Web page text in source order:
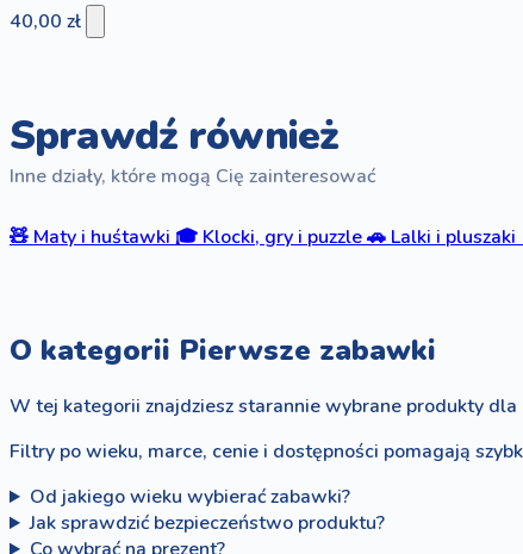
40,00 zł
Sprawdź również
Inne działy, które mogą Cię zainteresować
🧸 Maty i huśtawki 🎓 Klocki, gry i puzzle🚗 Lalki i pluszaki
O kategorii Pierwsze zabawki
W tej kategorii znajdziesz starannie wybrane produkty
Filtry po wieku, marce, cenie i dostępności pomagają
Od jakiego wieku wybierać zabawki?
Jak sprawdzić bezpieczeństwo produktu?